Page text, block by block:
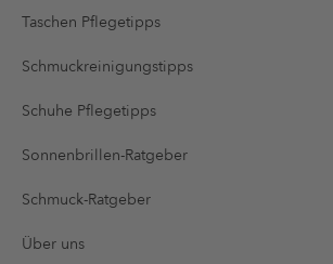
Taschen Pflegetipps
Schmuckreinigungstipps
Schuhe Pflegetipps
Sonnenbrillen-Ratgeber
Schmuck-Ratgeber
Über uns